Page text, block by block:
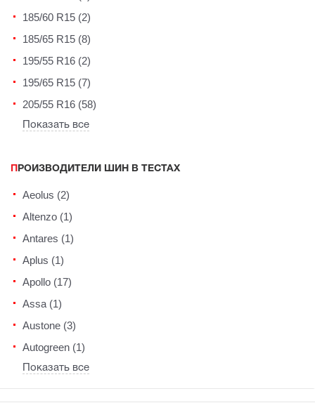
185/60 R15 (2)
185/65 R15 (8)
195/55 R16 (2)
195/65 R15 (7)
205/55 R16 (58)
Показать все
ПРОИЗВОДИТЕЛИ ШИН В ТЕСТАХ
Aeolus (2)
Altenzo (1)
Antares (1)
Aplus (1)
Apollo (17)
Assa (1)
Austone (3)
Autogreen (1)
Показать все